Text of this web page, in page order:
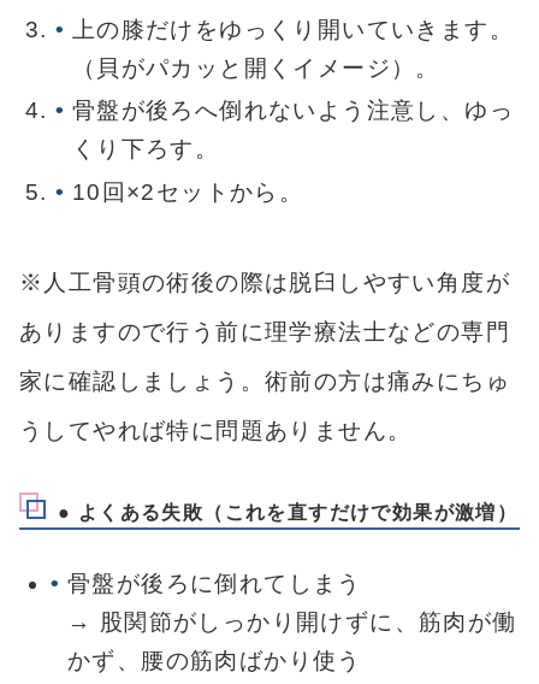
上の膝だけをゆっくり開いていきます。
（貝がパカッと開くイメージ）。
骨盤が後ろへ倒れないよう注意し、ゆっ
くり下ろす。
10回×2セットから。
※人工骨頭の術後の際は脱臼しやすい角度が
ありますので行う前に理学療法士などの専門
家に確認しましょう。術前の方は痛みにちゅ
うしてやれば特に問題ありません。
● よくある失敗（これを直すだけで効果が激増）
骨盤が後ろに倒れてしまう
→ 股関節がしっかり開けずに、筋肉が働
かず、腰の筋肉ばかり使う